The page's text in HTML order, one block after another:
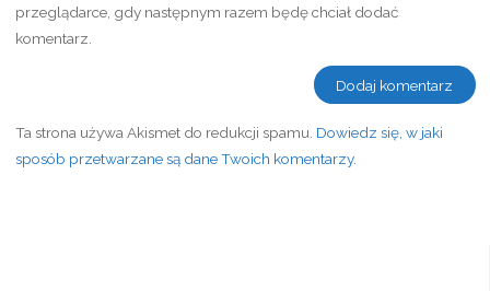
przeglądarce, gdy następnym razem będę chciał dodać
komentarz.
Ta strona używa Akismet do redukcji spamu. Dowiedz się, w jaki
sposób przetwarzane są dane Twoich komentarzy.